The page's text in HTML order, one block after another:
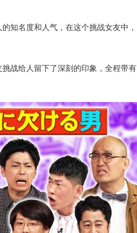
知名度和人气，在这个挑战女友中，
战给人留下了深刻的印象，全程带有